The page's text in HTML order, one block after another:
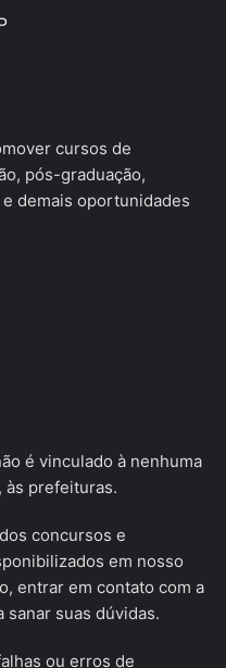
cursos de
pós-graduação,
demais oportunidades
é vinculado à nenhuma
às prefeituras.
concursos e
em nosso
entrar em contato com a
suas dúvidas.
ou erros de